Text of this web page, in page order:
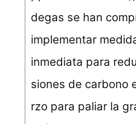
degas se han
implementar
inmediata para
siones de carbono
rzo para paliar la